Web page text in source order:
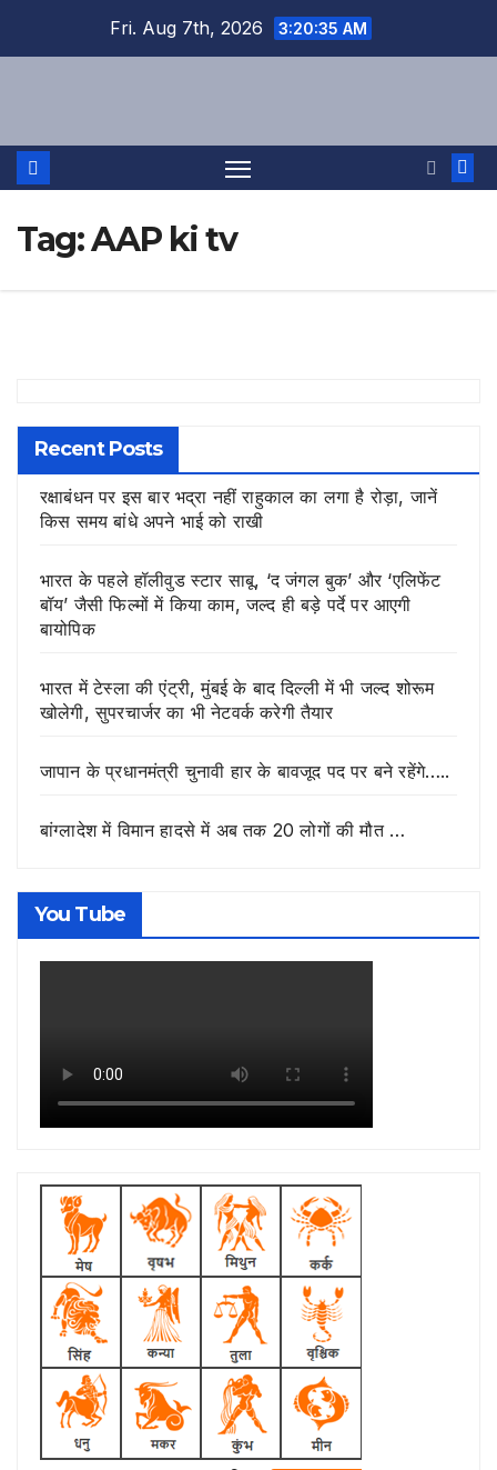
Fri. Aug 7th, 2026 3:20:35 AM
Tag:AAP ki tv
Recent Posts
रक्षाबंधन पर इस बार भद्रा नहीं राहुकाल का लगा है रोड़ा, जानें
किस समय बांधे अपने भाई को राखी
भारत के पहले हॉलीवुड स्टार साबू, ‘द जंगल बुक’ और ‘एलिफेंट
बॉय’ जैसी फिल्मों में किया काम, जल्द ही बड़े पर्दे पर आएगी
बायोपिक
भारत में टेस्ला की एंट्री, मुंबई के बाद दिल्ली में भी जल्द शोरूम
खोलेगी, सुपरचार्जर का भी नेटवर्क करेगी तैयार
जापान के प्रधानमंत्री चुनावी हार के बावजूद पद पर बने रहेंगे…..
बांग्लादेश में विमान हादसे में अब तक 20 लोगों की मौत …
You Tube